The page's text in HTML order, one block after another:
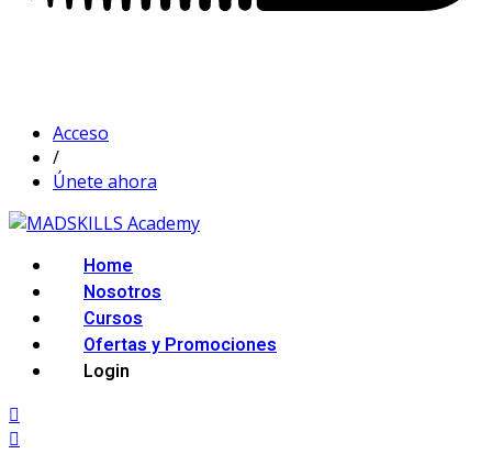
Acceso
/
Únete ahora
Home
Nosotros
Cursos
Ofertas y Promociones
Login